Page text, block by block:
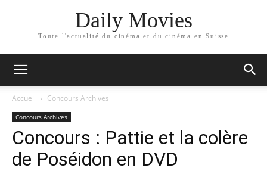
Daily Movies
Toute l'actualité du cinéma et du cinéma en Suisse
Accueil Concours Archives
Concours Archives
Concours : Pattie et la colère
de Poséidon en DVD